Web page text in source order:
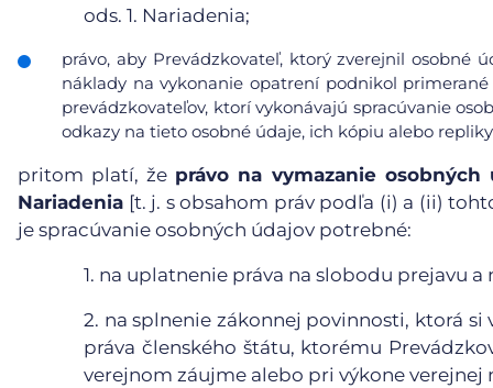
ods. 1. Nariadenia;
právo, aby Prevádzkovateľ, ktorý zverejnil osobné
náklady na vykonanie opatrení podnikol
prevádzkovateľov, ktorí vykonávajú spracúvanie
odkazy na tieto osobné údaje, ich kópiu alebo
pritom platí, že právo na vymazanie
Nariadenia [t. j. s obsahom práv podľa (i) a (ii)
je spracúvanie osobných údajov potrebné:
1. na uplatnenie práva na slobodu prejavu a
2. na splnenie zákonnej povinnosti, ktorá
práva členského štátu, ktorému
verejnom záujme alebo pri výkone verejnej